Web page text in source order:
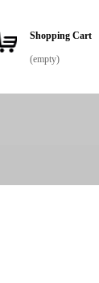
Shopping Cart
(empty)